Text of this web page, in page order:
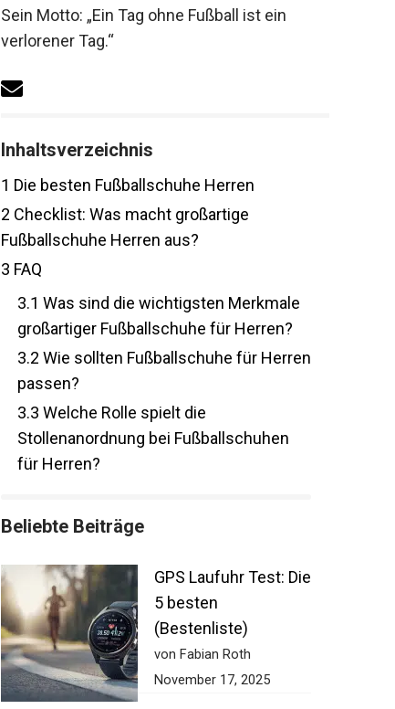
Sein Motto: „Ein Tag ohne Fußball ist ein
verlorener Tag.“
Inhaltsverzeichnis
Die besten Fußballschuhe Herren
Checklist: Was macht großartige
Fußballschuhe Herren aus?
FAQ
3.1Was sind die wichtigsten Merkmale
großartiger Fußballschuhe für Herren?
3.2Wie sollten Fußballschuhe für
Herren passen?
3.3Welche Rolle spielt die
Stollenanordnung bei Fußballschuhen
für Herren?
Beliebte Beiträge
GPS Laufuhr Test:
Die 5 besten
(Bestenliste)
von Fabian Roth
November 17, 2025